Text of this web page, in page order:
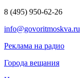
8 (495) 950-62-26
info@govoritmoskva.ru
Реклама на радио
Города вещания